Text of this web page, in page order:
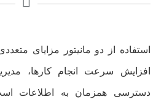
استفاده از دو مانیتور مزایای
افزایش سرعت انجام کارها،
دسترسی همزمان به اطلاعات